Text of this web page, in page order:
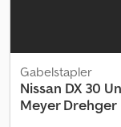
Gabelstapler
Nissan DX 30
Meyer Drehger